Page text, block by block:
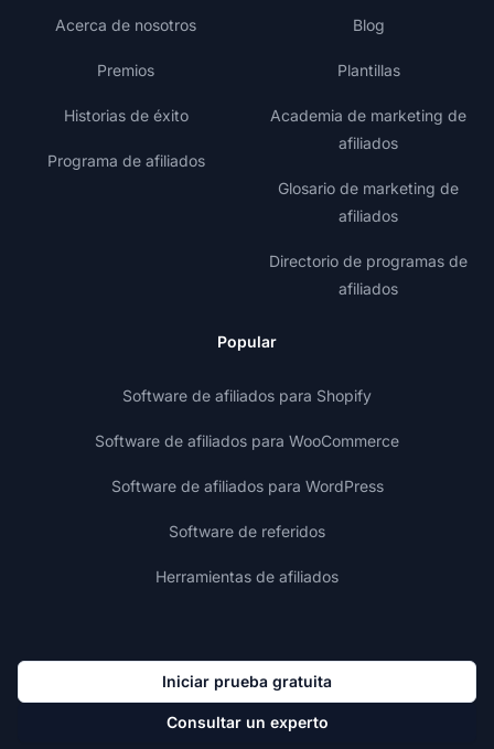
Acerca de nosotros
Premios
Historias de éxito
Programa de afiliados
Blog
Plantillas
Academia de marketing de
afiliados
Glosario de marketing de
afiliados
Directorio de programas de
afiliados
Popular
Software de afiliados para Shopify
Software de afiliados para WooCommerce
Software de afiliados para WordPress
Software de referidos
Herramientas de afiliados
Iniciar prueba gratuita
Consultar un experto